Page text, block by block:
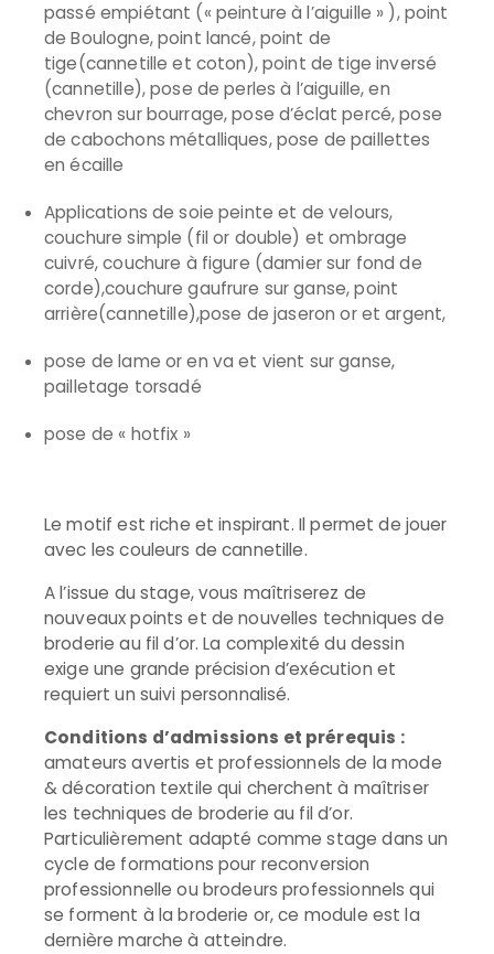
passé empiétant (« peinture à l’aiguille » ), point
de Boulogne, point lancé, point de
tige(cannetille et coton), point de tige inversé
(cannetille), pose de perles à l’aiguille, en
chevron sur bourrage, pose d’éclat percé, pose
de cabochons métalliques, pose de paillettes
en écaille
Applications de soie peinte et de velours,
couchure simple (fil or double) et ombrage
cuivré, couchure à figure (damier sur fond de
corde),couchure gaufrure sur ganse, point
arrière(cannetille),pose de jaseron or et argent,
pose de lame or en va et vient sur ganse,
pailletage torsadé
pose de « hotfix »
Le motif est riche et inspirant. Il permet de jouer
avec les couleurs de cannetille.
A l’issue du stage, vous maîtriserez de
nouveaux points et de nouvelles techniques de
broderie au fil d’or. La complexité du dessin
exige une grande précision d’exécution et
requiert un suivi personnalisé.
Conditions d’admissions et prérequis :
amateurs avertis et professionnels de la mode
& décoration textile qui cherchent à maîtriser
les techniques de broderie au fil d’or.
Particulièrement adapté comme stage dans un
cycle de formations pour reconversion
professionnelle ou brodeurs professionnels qui
se forment à la broderie or, ce module est la
dernière marche à atteindre.